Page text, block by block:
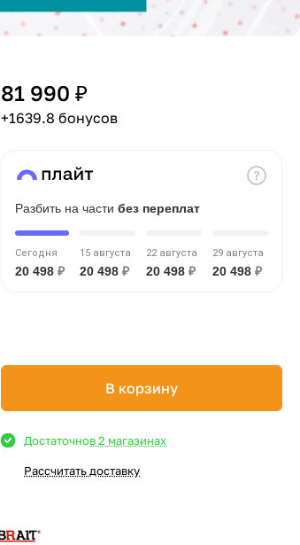
81 990 ₽
+1639.8 бонусов
Разбить на части без переплат
Сегодня
20 498 ₽
15 августа
20 498 ₽
22 августа
20 498 ₽
29 августа
20 498 ₽
В корзину
Достаточнов 2 магазинах
Рассчитать доставку